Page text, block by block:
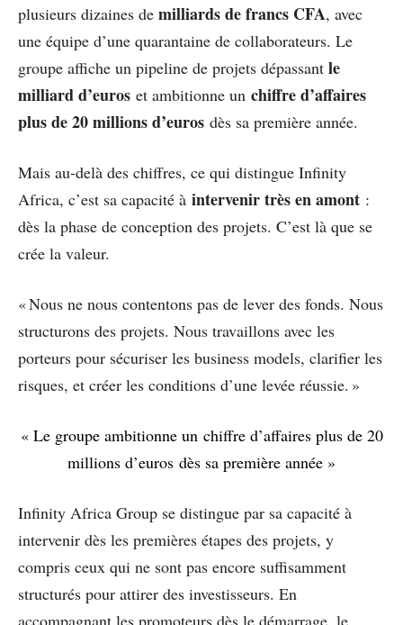
plusieurs dizaines de milliards de francs CFA, avec
une équipe d’une quarantaine de collaborateurs. Le
groupe affiche un pipeline de projets dépassant le
milliard d’euros et ambitionne un chiffre d’affaires
plus de 20 millions d’euros dès sa première année.
Mais au-delà des chiffres, ce qui distingue Infinity
Africa, c’est sa capacité à intervenir très en amont :
dès la phase de conception des projets. C’est là que se
crée la valeur.
« Nous ne nous contentons pas de lever des fonds. Nous
structurons des projets. Nous travaillons avec les
porteurs pour sécuriser les business models, clarifier les
risques, et créer les conditions d’une levée réussie. »
« Le groupe ambitionne un chiffre d’affaires plus de 20
millions d’euros dès sa première année »
Infinity Africa Group se distingue par sa capacité à
intervenir dès les premières étapes des projets, y
compris ceux qui ne sont pas encore suffisamment
structurés pour attirer des investisseurs. En
accompagnant les promoteurs dès le démarrage, le